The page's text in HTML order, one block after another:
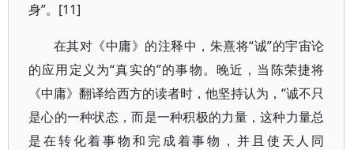
身”。[11]
在其对《中庸》的注释中，朱熹将“诚”的宇宙论
的应用定义为“真实的”的事物。晚近，当陈荣捷将
《中庸》翻译给西方的读者时，他坚持认为，“诚不只
是心的一种状态，而是一种积极的力量，这种力量总
是在转化着事物和完成着事物，并且使天人同